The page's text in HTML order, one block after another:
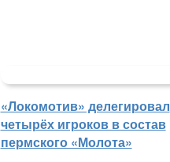
«Локомотив» делегировал
четырёх игроков в состав
пермского «Молота»